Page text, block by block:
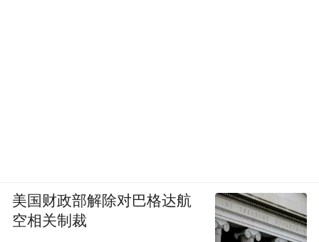
美国财政部解除对巴格达航
空相关制裁